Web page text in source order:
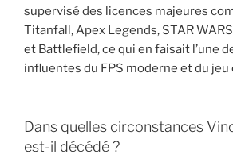
supervisé des licences majeures
Titanfall, Apex Legends, STAR
et Battlefield, ce qui en faisait l’une
influentes du FPS moderne et du
Dans quelles circonstances
est-il décédé ?